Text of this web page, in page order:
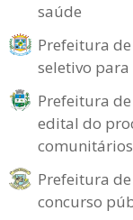
saúde
Prefeitura
seletivo para
Prefeitura de
edital do
Prefeitura
concurso